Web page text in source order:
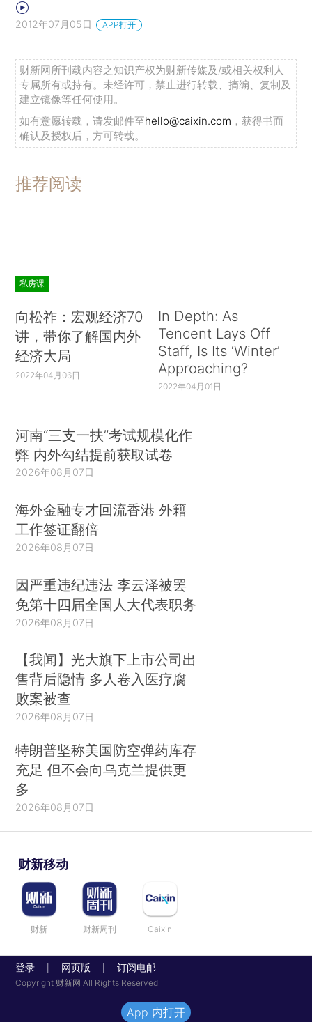
2012年07月05日 APP打开
财新网所刊载内容之知识产权为财新传媒及/或相关权利人
专属所有或持有。未经许可，禁止进行转载、摘编、复制及
建立镜像等任何使用。
如有意愿转载，请发邮件至hello@caixin.com ，获得书面
确认及授权后，方可转载。
推荐阅读
私房课
向松祚：宏观经济70
讲，带你了解国内外
经济大局
2022年04月06日
In Depth: As
Tencent Lays Off
Staff, Is Its ‘Winter’
Approaching?
2022年04月01日
河南“三支一扶”考试规模化作
弊 内外勾结提前获取试卷
2026年08月07日
海外金融专才回流香港 外籍
工作签证翻倍
2026年08月07日
因严重违纪违法 李云泽被罢
免第十四届全国人大代表职务
2026年08月07日
【我闻】光大旗下上市公司出
售背后隐情 多人卷入医疗腐
败案被查
2026年08月07日
特朗普坚称美国防空弹药库存
充足 但不会向乌克兰提供更
多
2026年08月07日
财新移动
财新 财新周刊 Caixin
登录 网页版 订阅电邮
Copyright 财新网 All Rights Reserved
App 内打开